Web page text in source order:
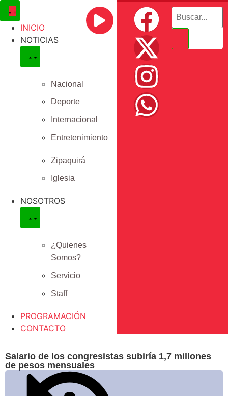
INICIO
NOTICIAS
Nacional
Deporte
Internacional
Entretenimiento
Zipaquirá
Iglesia
NOSOTROS
¿Quienes
Somos?
Servicio
Staff
PROGRAMACIÓN
CONTACTO
Salario de los congresistas subiría 1,7 millones
de pesos mensuales